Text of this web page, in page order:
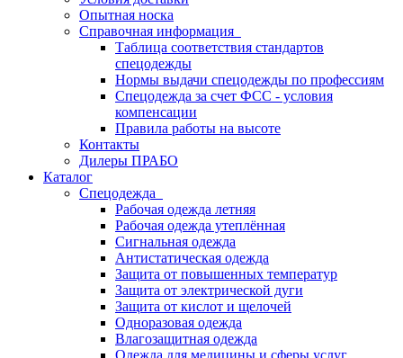
Опытная носка
Справочная информация
Таблица соответствия стандартов
спецодежды
Нормы выдачи спецодежды по профессиям
Спецодежда за счет ФСС - условия
компенсации
Правила работы на высоте
Контакты
Дилеры ПРАБО
Каталог
Спецодежда
Рабочая одежда летняя
Рабочая одежда утеплённая
Сигнальная одежда
Антистатическая одежда
Защита от повышенных температур
Защита от электрической дуги
Защита от кислот и щелочей
Одноразовая одежда
Влагозащитная одежда
Одежда для медицины и сферы услуг